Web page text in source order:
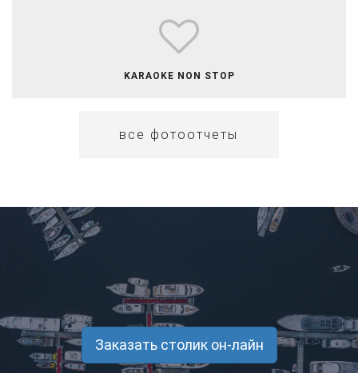
​​KARAOKE NON STOP
все фотоотчеты
Заказать столик он-лайн